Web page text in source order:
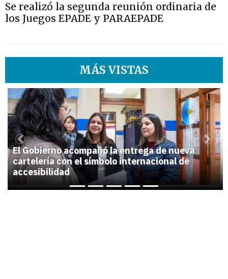
Se realizó la segunda reunión ordinaria de
los Juegos EPADE y PARAEPADE
MÁS VISTAS
1
El Gobierno acompañó la entrega de nueva
cartelería con el símbolo internacional de
accesibilidad
Previous Next